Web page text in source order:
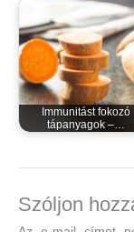
Immunitást fokozó
tápanyagok –…
Szóljon